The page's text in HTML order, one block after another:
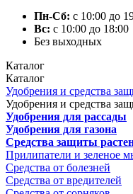
Пн-Сб: с 10:00 до
Вс: с 10:00 до 18:00
Без выходных
Каталог
Каталог
Удобрения и средства
Удобрения и средства
Удобрения для рассады
Удобрения для газона
Средства защиты
Прилипатели и зеленое
Средства от болезней
Средства от вредителей